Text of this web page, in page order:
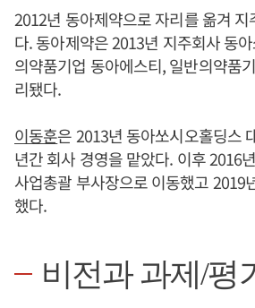
2012년 동아제약으로 자리를 옮겨
다. 동아제약은 2013년 지주회사 동
의약품기업 동아에스티, 일반의약품
리됐다.
이동훈은 2013년 동아쏘시오홀딩스
년간 회사 경영을 맡았다. 이후 2016
사업총괄 부사장으로 이동했고 2019
했다.
비전과 과제/평